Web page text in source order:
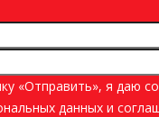
«Отправить», я даю
данных и